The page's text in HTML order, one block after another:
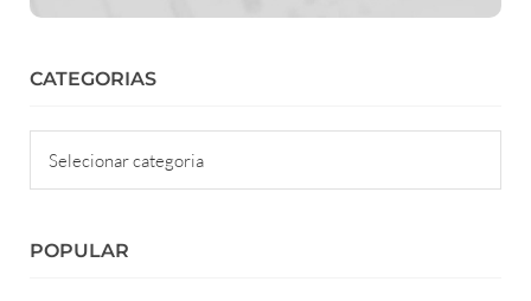
CATEGORIAS
POPULAR